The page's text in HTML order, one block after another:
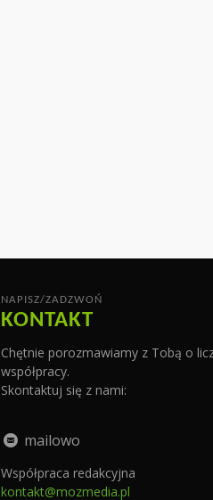
NAPISZ/ZADZWOŃ
KONTAKT
Chętnie porozmawiamy z Tobą o
współpracy.
Skontaktuj się z nami:
mailowo
Współpraca redakcyjna
kontakt@mozmedia.pl